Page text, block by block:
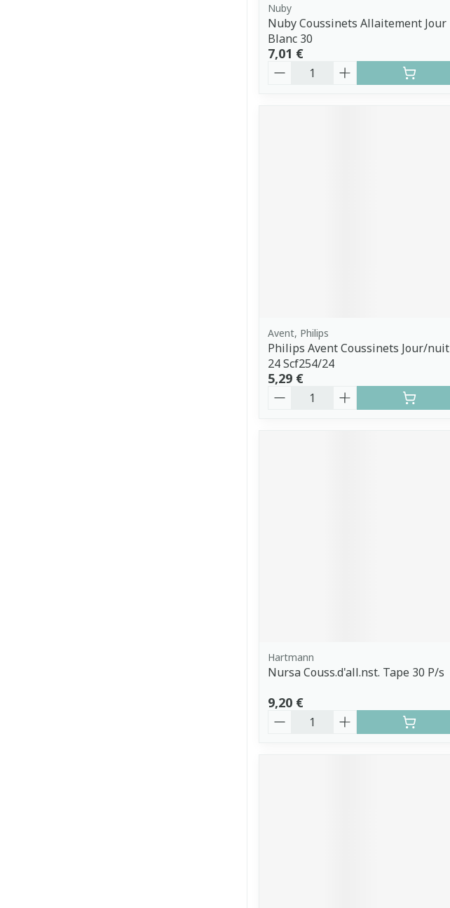
Nuby
Nuby Coussinets Allaitement Jour
Blanc 30
7,01 €
Quantité
Avent, Philips
Philips Avent Coussinets Jour/nuit
24 Scf254/24
5,29 €
Quantité
Hartmann
Nursa Couss.d'all.nst. Tape 30 P/s
9,20 €
Quantité